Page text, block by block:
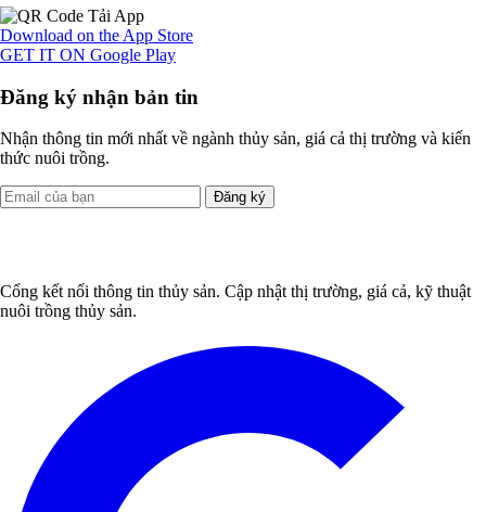
Download on the App Store
GET IT ON Google Play
Đăng ký nhận bản tin
Nhận thông tin mới nhất về ngành thủy sản, giá cả thị trường và kiến
thức nuôi trồng.
Đăng ký
Cổng kết nối thông tin thủy sản. Cập nhật thị trường, giá cả, kỹ thuật
nuôi trồng thủy sản.